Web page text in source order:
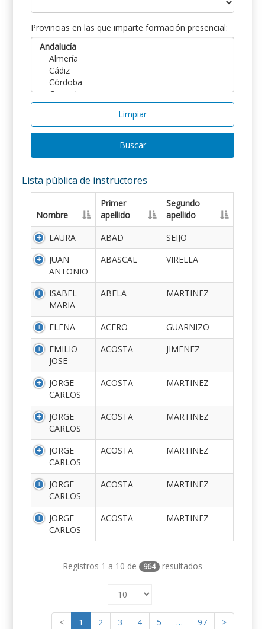
Provincias en las que imparte formación presencial:
Limpiar
Buscar
Lista pública de instructores
Nombre
Primer
apellido
Segundo
apellido
LAURA
ABAD
SEIJO
JUAN
ANTONIO
ABASCAL VIRELLA
ISABEL
MARIA
ABELA MARTINEZ
ELENA ACERO
GUARNIZO
EMILIO
JOSE
ACOSTA JIMENEZ
JORGE
CARLOS
ACOSTA MARTINEZ
JORGE
CARLOS
ACOSTA MARTINEZ
JORGE
CARLOS
ACOSTA MARTINEZ
JORGE
CARLOS
ACOSTA MARTINEZ
JORGE
CARLOS
ACOSTA MARTINEZ
Registros 1 a 10 de 964 resultados
< 1 2 3 4 5 … 97 >